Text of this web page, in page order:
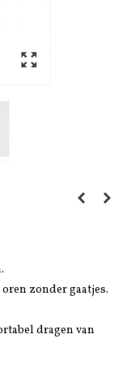
zonder gaatjes.
dragen van